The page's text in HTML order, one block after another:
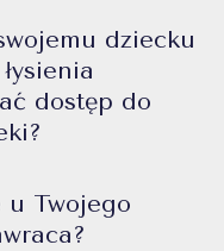
dziecku
dostęp do
u Twojego